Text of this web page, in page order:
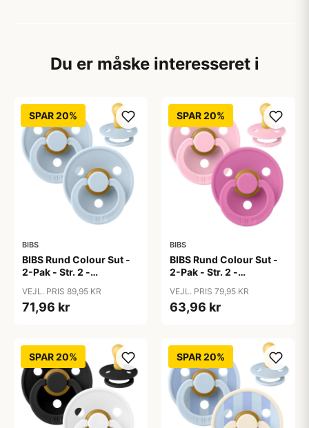
Du er måske interesseret i
SPAR 20%
BIBS
BIBS Rund Colour Sut -
2-Pak - Str. 2 -
Blue/Baby Blue
VEJL. PRIS 89,95 KR
71,96 kr
SPAR 20%
BIBS
BIBS Rund Colour Sut -
2-Pak - Str. 2 -
Pink/Bubblegum
VEJL. PRIS 79,95 KR
63,96 kr
SPAR 20% SPAR 20%